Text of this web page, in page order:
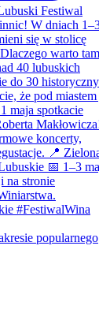
popularnego